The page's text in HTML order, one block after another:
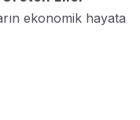
ekonomik hayata